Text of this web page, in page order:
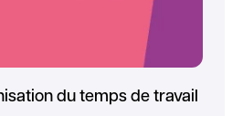
du temps de travail